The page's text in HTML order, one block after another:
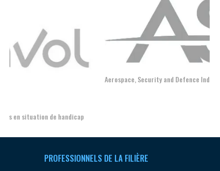
Aerospace, Security and Defence Industries Association of Europe
PROFESSIONNELS DE LA FILIÈRE